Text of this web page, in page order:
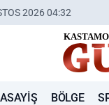
2026 04:32
ASAYIŞ BÖLGE